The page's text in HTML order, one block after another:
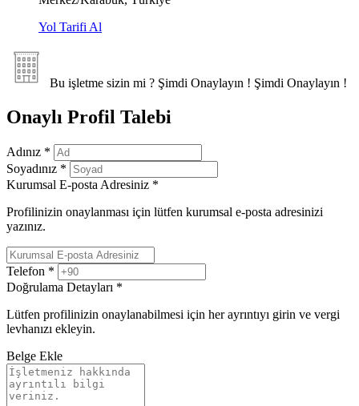
Yol Tarifi Al
Bu işletme sizin mi ? Şimdi Onaylayın ! Şimdi Onaylayın !
Onaylı Profil Talebi
Adınız *
Soyadınız *
Kurumsal E-posta Adresiniz *
Profilinizin onaylanması için lütfen kurumsal e-posta adresinizi
yazınız.
Telefon *
Doğrulama Detayları *
Lütfen profilinizin onaylanabilmesi için her ayrıntıyı girin ve vergi
levhanızı ekleyin.
Belge Ekle